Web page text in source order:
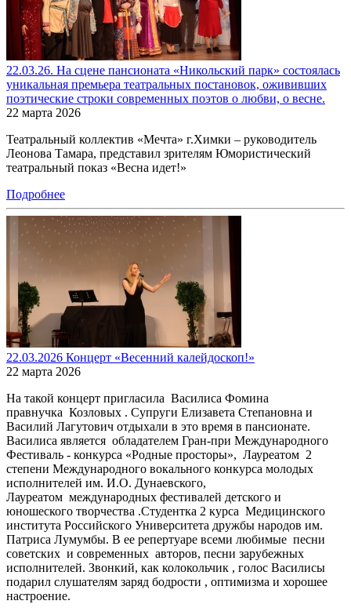
22.03.26. На сцене пансионата «Никольский парк» состоялась
уникальная премьера театральных постановок, ожививших
поэтические строки современных поэтов о любви, о весне.
22 марта 2026
Театральный коллектив «Мечта» г.Химки – руководитель
Леонова Тамара, представил зрителям Юмористический
театральный показ «Весна идет!»
Подробнее
22.03.2026 Концерт «Весенний калейдоскоп!»
22 марта 2026
На такой концерт пригласила Василиса Фомина
правнучка Козловых . Супруги Елизавета Степановна и
Василий Лагутович отдыхали в это время в пансионате.
Василиса является обладателем Гран-при Международного
Фестиваль - конкурса «Родные просторы», Лауреатом 2
степени Международного вокального конкурса молодых
исполнителей им. И.О. Дунаевского,
Лауреатом международных фестивалей детского и
юношеского творчества .Студентка 2 курса Медицинского
института Российского Университета дружбы народов им.
Патриса Лумумбы. В ее репертуаре всеми любимые песни
советских и современных авторов, песни зарубежных
исполнителей. Звонкий, как колокольчик , голос Василисы
подарил слушателям заряд бодрости , оптимизма и хорошее
настроение.